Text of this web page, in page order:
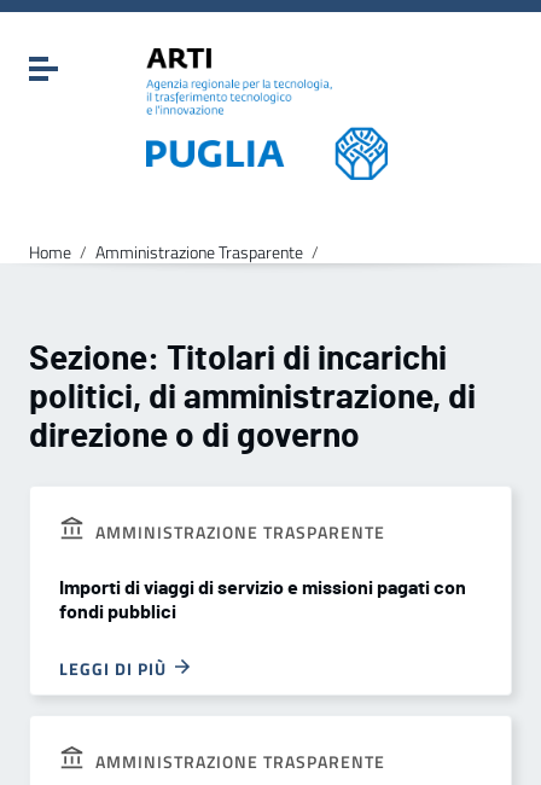
Vai ai contenuti
Vai al menu di navigazione
Vai al footer
Attiva / disattiva la navigazione
Home / Amministrazione Trasparente /
Sezione: Titolari di incarichi
politici, di amministrazione, di
direzione o di governo
AMMINISTRAZIONE TRASPARENTE
Importi di viaggi di servizio e missioni pagati con
fondi pubblici
LEGGI DI PIÙ
AMMINISTRAZIONE TRASPARENTE